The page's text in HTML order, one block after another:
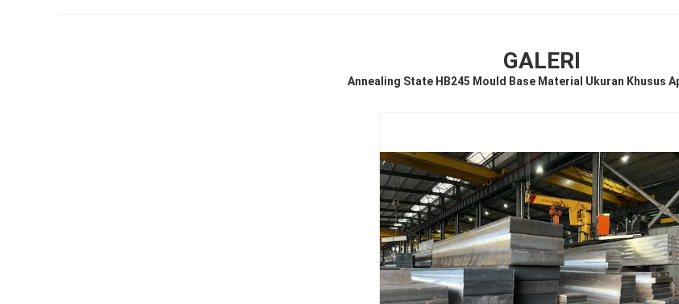
GALERI
Annealing State HB245 Mould Base Material Ukuran Khusus